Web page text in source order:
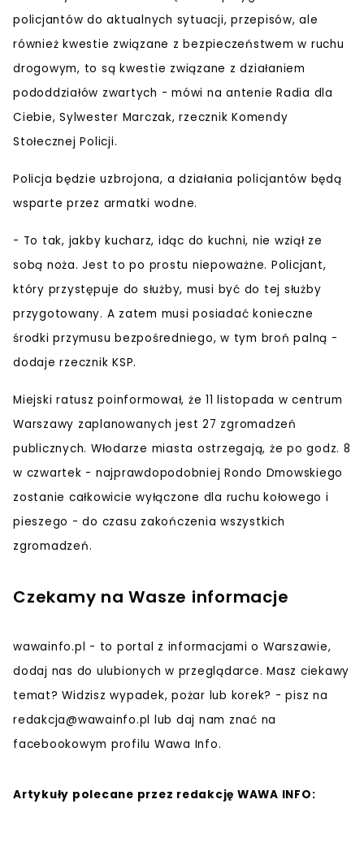
policjantów do aktualnych sytuacji, przepisów, ale
również kwestie związane z bezpieczeństwem w ruchu
drogowym, to są kwestie związane z działaniem
pododdziałów zwartych - mówi na antenie Radia dla
Ciebie, Sylwester Marczak, rzecznik Komendy
Stołecznej Policji.
Policja będzie uzbrojona, a działania policjantów będą
wsparte przez armatki wodne.
- To tak, jakby kucharz, idąc do kuchni, nie wziął ze
sobą noża. Jest to po prostu niepoważne. Policjant,
który przystępuje do służby, musi być do tej służby
przygotowany. A zatem musi posiadać konieczne
środki przymusu bezpośredniego, w tym broń palną -
dodaje rzecznik KSP.
Miejski ratusz poinformował, że 11 listopada w centrum
Warszawy zaplanowanych jest 27 zgromadzeń
publicznych. Włodarze miasta ostrzegają, że po godz. 8
w czwartek - najprawdopodobniej Rondo Dmowskiego
zostanie całkowicie wyłączone dla ruchu kołowego i
pieszego - do czasu zakończenia wszystkich
zgromadzeń.
Czekamy na Wasze informacje
wawainfo.pl - to portal z informacjami o Warszawie,
dodaj nas do ulubionych w przeglądarce. Masz ciekawy
temat? Widzisz wypadek, pożar lub korek? - pisz na
redakcja@wawainfo.pl lub daj nam znać na
facebookowym profilu Wawa Info.
Artykuły polecane przez redakcję WAWA INFO: